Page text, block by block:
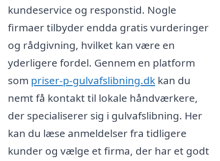
kundeservice og responstid. Nogle
firmaer tilbyder endda gratis vurderinger
og rådgivning, hvilket kan være en
yderligere fordel. Gennem en platform
som priser-p-gulvafslibning.dk kan du
nemt få kontakt til lokale håndværkere,
der specialiserer sig i gulvafslibning. Her
kan du læse anmeldelser fra tidligere
kunder og vælge et firma, der har et godt